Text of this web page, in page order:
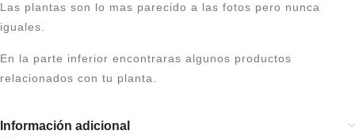
Las plantas son lo mas parecido a las fotos pero nunca
iguales.
En la parte inferior encontraras algunos productos
relacionados con tu planta.
Información adicional